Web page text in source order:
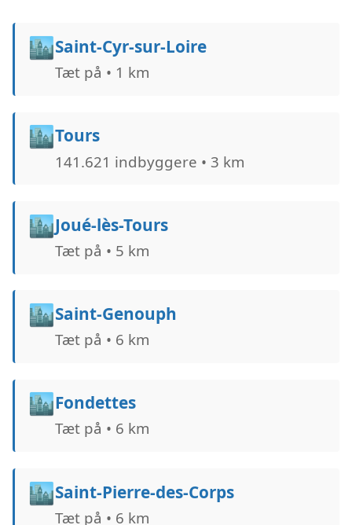
🏙️Saint-Cyr-sur-Loire
Tæt på • 1 km
🏙️Tours
141.621 indbyggere • 3 km
🏙️Joué-lès-Tours
Tæt på • 5 km
🏙️Saint-Genouph
Tæt på • 6 km
🏙️Fondettes
Tæt på • 6 km
🏙️Saint-Pierre-des-Corps
Tæt på • 6 km